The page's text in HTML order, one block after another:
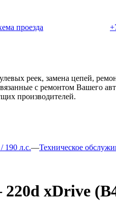
проезда
реек, замена цепей,
с ремонтом Вашего
производителей.
190 л.с.—Техническое
xDrive